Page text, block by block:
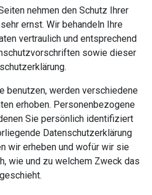
nehmen den Schutz Ihrer
ernst. Wir behandeln Ihre
vertraulich und entsprechend
sowie dieser
benutzen, werden verschiedene
erhoben. Personenbezogene
Sie persönlich identifiziert
Datenschutzerklärung
wir erheben und wofür wir sie
wie und zu welchem Zweck das
geschieht.